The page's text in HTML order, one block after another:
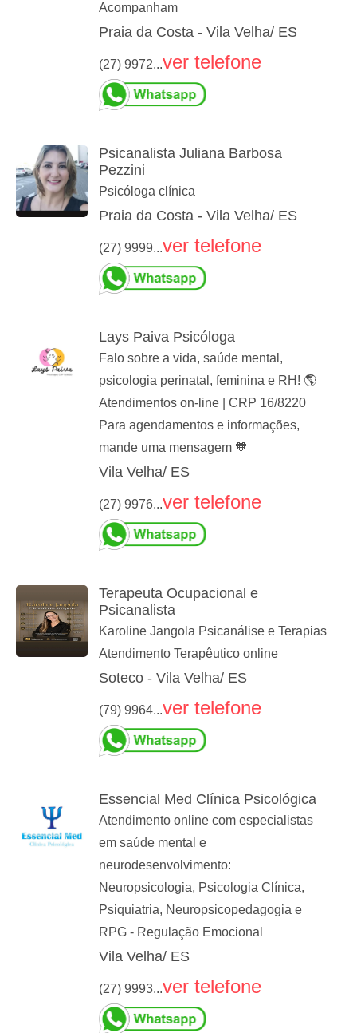
Acompanham
Praia da Costa - Vila Velha/ ES
(27) 9972...ver telefone
Psicanalista Juliana Barbosa
Pezzini
Psicóloga clínica
Praia da Costa - Vila Velha/ ES
(27) 9999...ver telefone
Lays Paiva Psicóloga
Falo sobre a vida, saúde mental,
psicologia perinatal, feminina e RH! 🌎
Atendimentos on-line | CRP 16/8220
Para agendamentos e informações,
mande uma mensagem 🧡
Vila Velha/ ES
(27) 9976...ver telefone
Terapeuta Ocupacional e
Psicanalista
Karoline Jangola Psicanálise e Terapias
Atendimento Terapêutico online
Soteco - Vila Velha/ ES
(79) 9964...ver telefone
Essencial Med Clínica Psicológica
Atendimento online com especialistas
em saúde mental e
neurodesenvolvimento:
Neuropsicologia, Psicologia Clínica,
Psiquiatria, Neuropsicopedagogia e
RPG - Regulação Emocional
Vila Velha/ ES
(27) 9993...ver telefone